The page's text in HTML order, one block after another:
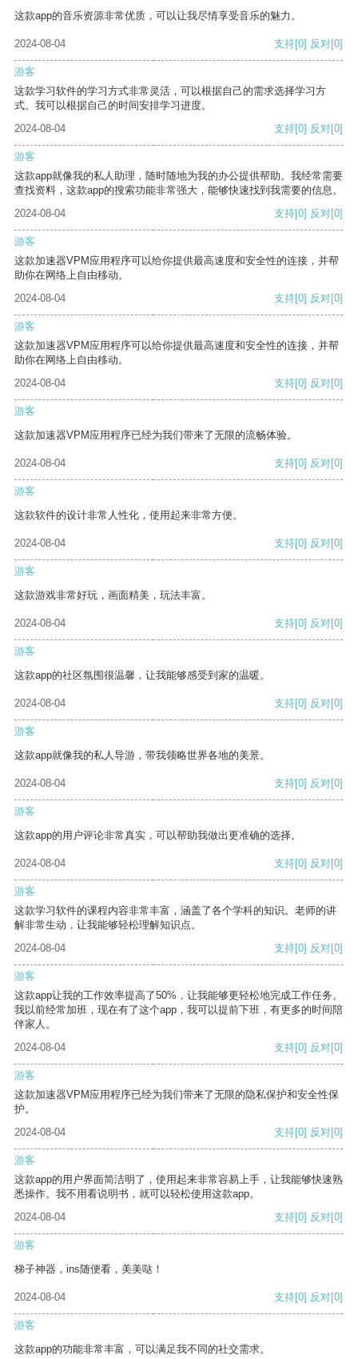
这款app的音乐资源非常优质，可以让我尽情享受音乐的魅力。
2024-08-04 支持[0] 反对[0]
游客
这款学习软件的学习方式非常灵活，可以根据自己的需求选择学习方
式。我可以根据自己的时间安排学习进度。
2024-08-04
支持[0] 反对[0]
游客
这款app就像我的私人助理，随时随地为我的办公提供帮助。我经常需要
查找资料，这款app的搜索功能非常强大，能够快速找到我需要的信息。
2024-08-04
支持[0] 反对[0]
游客
这款加速器VPM应用程序可以给你提供最高速度和安全性的连接，并帮
助你在网络上自由移动。
2024-08-04
支持[0] 反对[0]
游客
这款加速器VPM应用程序可以给你提供最高速度和安全性的连接，并帮
助你在网络上自由移动。
2024-08-04
支持[0] 反对[0]
游客
这款加速器VPM应用程序已经为我们带来了无限的流畅体验。
2024-08-04 支持[0] 反对[0]
游客
这款软件的设计非常人性化，使用起来非常方便。
2024-08-04 支持[0] 反对[0]
游客
这款游戏非常好玩，画面精美，玩法丰富。
2024-08-04 支持[0] 反对[0]
游客
这款app的社区氛围很温馨，让我能够感受到家的温暖。
2024-08-04 支持[0] 反对[0]
游客
这款app就像我的私人导游，带我领略世界各地的美景。
2024-08-04 支持[0] 反对[0]
游客
这款app的用户评论非常真实，可以帮助我做出更准确的选择。
2024-08-04 支持[0] 反对[0]
游客
这款学习软件的课程内容非常丰富，涵盖了各个学科的知识。老师的讲
解非常生动，让我能够轻松理解知识点。
2024-08-04
支持[0] 反对[0]
游客
这款app让我的工作效率提高了50%，让我能够更轻松地完成工作任务。
我以前经常加班，现在有了这个app，我可以提前下班，有更多的时间陪
伴家人。
2024-08-04
支持[0] 反对[0]
游客
这款加速器VPM应用程序已经为我们带来了无限的隐私保护和安全性保
护。
2024-08-04
支持[0] 反对[0]
游客
这款app的用户界面简洁明了，使用起来非常容易上手，让我能够快速熟
悉操作。我不用看说明书，就可以轻松使用这款app。
2024-08-04
支持[0] 反对[0]
游客
梯子神器，ins随便看，美美哒！
2024-08-04 支持[0] 反对[0]
游客
这款app的功能非常丰富，可以满足我不同的社交需求。